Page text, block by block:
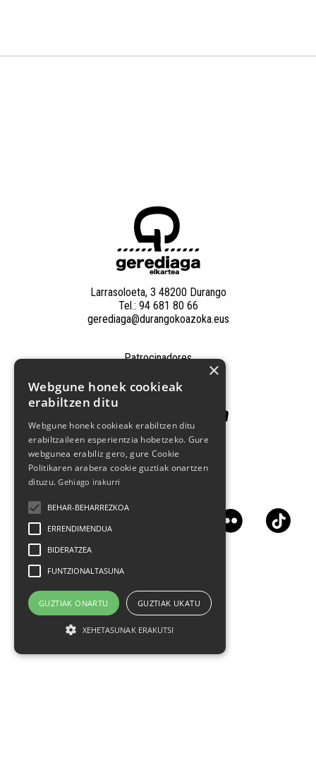
Larrasoloeta, 3 48200 Durango
Tel.: 94 681 80 66
gerediaga@durangokoazoka.eus
Patrocinadores
×
Webgune honek cookieak
erabiltzen ditu
Webgune honek cookieak erabiltzen ditu
erabiltzaileen esperientzia hobetzeko. Gure
webgunea erabiliz gero, gure Cookie
Politikaren arabera cookie guztiak onartzen
dituzu.Gehiago irakurri
BEHAR-BEHARREZKOA
ERRENDIMENDUA
BIDERATZEA
FUNTZIONALTASUNA
GUZTIAK ONARTU GUZTIAK UKATU
XEHETASUNAK ERAKUTSI